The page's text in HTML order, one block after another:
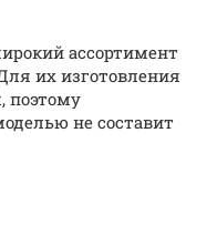
ассортимент
их изготовления
поэтому
не составит